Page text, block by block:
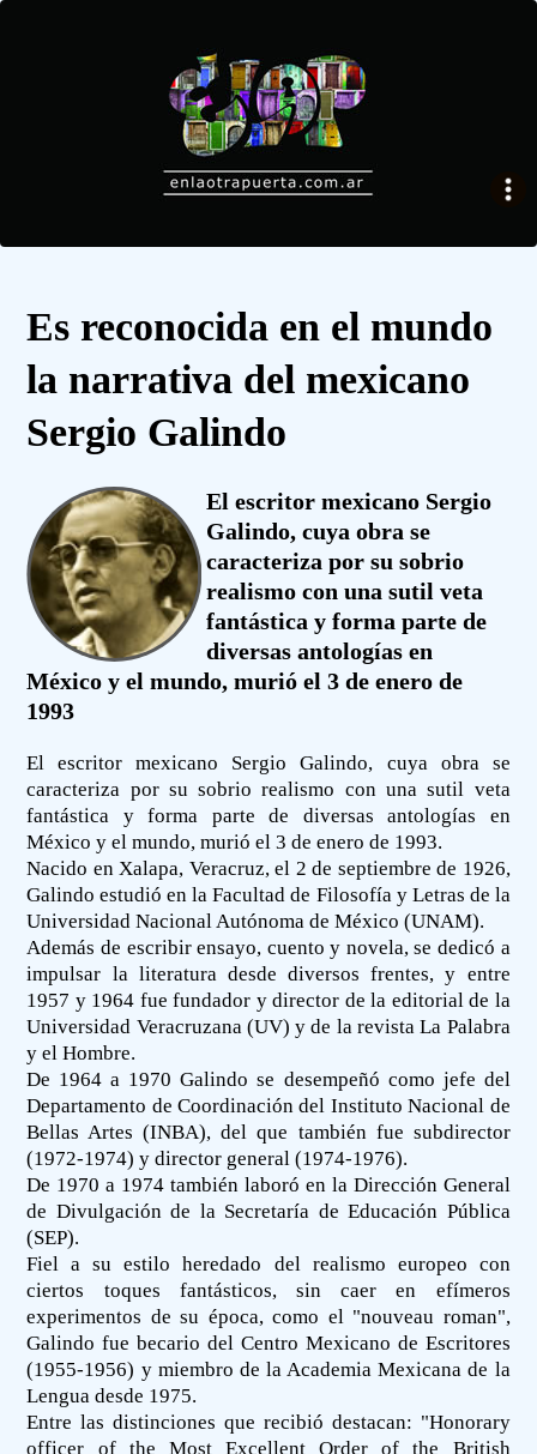
Es reconocida en el mundo
la narrativa del mexicano
Sergio Galindo
El escritor mexicano Sergio
Galindo, cuya obra se
caracteriza por su sobrio
realismo con una sutil veta
fantástica y forma parte de
diversas antologías en
México y el mundo, murió el 3 de enero de
1993
El escritor mexicano Sergio Galindo, cuya obra se
caracteriza por su sobrio realismo con una sutil veta
fantástica y forma parte de diversas antologías en
México y el mundo, murió el 3 de enero de 1993.
Nacido en Xalapa, Veracruz, el 2 de septiembre de 1926,
Galindo estudió en la Facultad de Filosofía y Letras de la
Universidad Nacional Autónoma de México (UNAM).
Además de escribir ensayo, cuento y novela, se dedicó a
impulsar la literatura desde diversos frentes, y entre
1957 y 1964 fue fundador y director de la editorial de la
Universidad Veracruzana (UV) y de la revista La Palabra
y el Hombre.
De 1964 a 1970 Galindo se desempeñó como jefe del
Departamento de Coordinación del Instituto Nacional de
Bellas Artes (INBA), del que también fue subdirector
(1972-1974) y director general (1974-1976).
De 1970 a 1974 también laboró en la Dirección General
de Divulgación de la Secretaría de Educación Pública
(SEP).
Fiel a su estilo heredado del realismo europeo con
ciertos toques fantásticos, sin caer en efímeros
experimentos de su época, como el "nouveau roman",
Galindo fue becario del Centro Mexicano de Escritores
(1955-1956) y miembro de la Academia Mexicana de la
Lengua desde 1975.
Entre las distinciones que recibió destacan: "Honorary
officer of the Most Excellent Order of the British